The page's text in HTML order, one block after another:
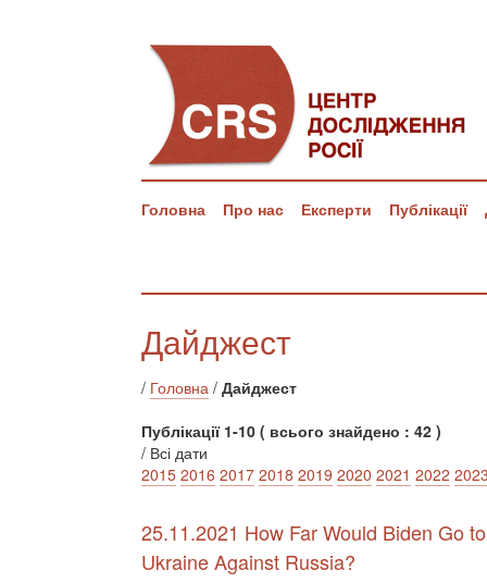
Головна Про нас Експерти Публікації
Дайджест
/ Головна / Дайджест
Публікації 1-10 ( всього знайдено : 42 )
/ Всі дати
2015 2016 2017 2018 2019 2020 2021 2022
25.11.2021 How Far Would Biden Go
Ukraine Against Russia?